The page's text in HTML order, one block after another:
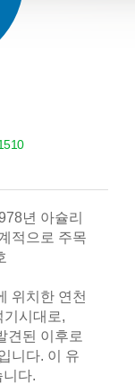
년 아슐리
적으로 주목
위치한 연천
기시대로,
견된 이후로
니다. 이 유
다.